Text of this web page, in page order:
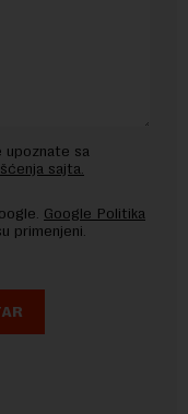
upoznate sa
sajta.
Google Politika
primenjeni.